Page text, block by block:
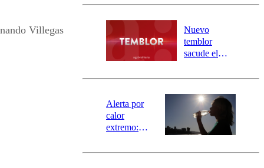
Villegas
Carahue por
río Damas:
activa
mensajería
SAE
Nuevo
temblor
sacude el
revisa la
epicentro
Alerta por
calor
extremo:
activa Alerta